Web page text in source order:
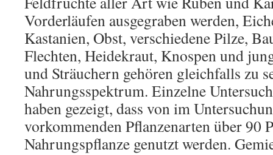
Vorderläufen ausgegraben werden,
Kastanien, Obst, verschiedene Pilze,
Flechten, Heidekraut, Knospen und
und Sträuchern gehören gleichfalls zu
Nahrungsspektrum. Einzelne
haben gezeigt, dass von im
vorkommenden Pflanzenarten über 90
Nahrungspflanze genutzt werden.